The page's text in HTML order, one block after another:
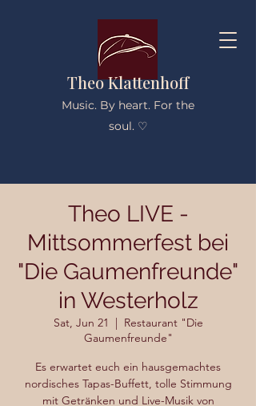
Theo Klattenhoff
Music. By heart. For the
soul. ♡
Theo LIVE -
Mittsommerfest bei
"Die Gaumenfreunde"
in Westerholz
Sat, Jun 21
  |
Restaurant "Die
Gaumenfreunde"
Es erwartet euch ein hausgemachtes
nordisches Tapas-Buffett, tolle Stimmung
mit Getränken und Live-Musik von